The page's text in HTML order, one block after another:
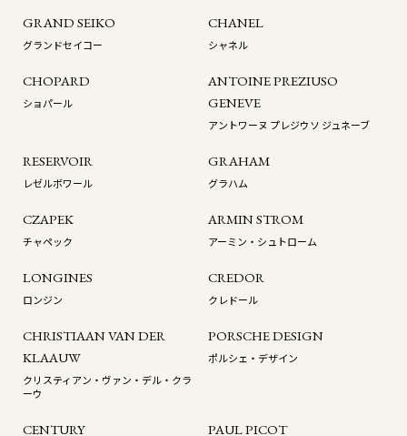
GRAND SEIKO
グランドセイコー
CHANEL
シャネル
CHOPARD
ショパール
ANTOINE PREZIUSO
GENEVE
アントワーヌ プレジウソ ジュネーブ
RESERVOIR
レゼルボワール
GRAHAM
グラハム
CZAPEK
チャペック
ARMIN STROM
アーミン・シュトローム
LONGINES
ロンジン
CREDOR
クレドール
CHRISTIAAN VAN DER
KLAAUW
クリスティアン・ヴァン・デル・クラ
ーウ
PORSCHE DESIGN
ポルシェ・デザイン
CENTURY PAUL PICOT